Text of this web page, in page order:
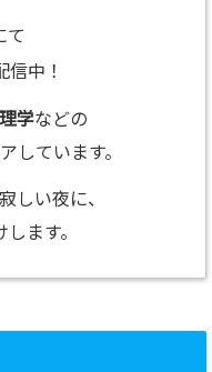
て
信中！
学などの
しています。
しい夜に、
ます。